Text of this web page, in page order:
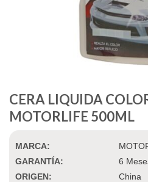
CERA LIQUIDA
MOTORLIFE 500ML
MARCA:
GARANTÍA:
6
ORIGEN:
China